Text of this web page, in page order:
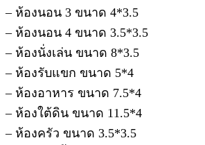
– ห้องนอน 3 ขนาด 4*3.5
– ห้องนอน 4 ขนาด 3.5*3.5
– ห้องนั่งเล่น ขนาด 8*3.5
– ห้องรับแขก ขนาด 5*4
– ห้องอาหาร ขนาด 7.5*4
– ห้องใต้ดิน ขนาด 11.5*4
– ห้องครัว ขนาด 3.5*3.5